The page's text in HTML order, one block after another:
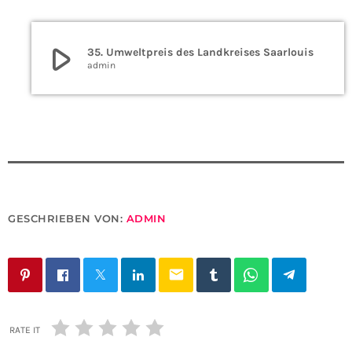
play_arrow 35. Umweltpreis des Landkreises Saarlouis
admin
GESCHRIEBEN VON: ADMIN
email
RATE IT